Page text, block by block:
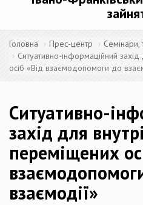
Головна Прес-центр
Семінари,
Ситуативно-інформаційний
осіб «Від взаємодопомоги до
Ситуативно-
захід для
переміщених
взаємодії»